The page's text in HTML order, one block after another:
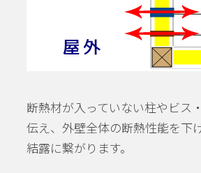
断熱材が入っていない柱やビス
伝え、外壁全体の断熱性能を下
結露に繋がります。